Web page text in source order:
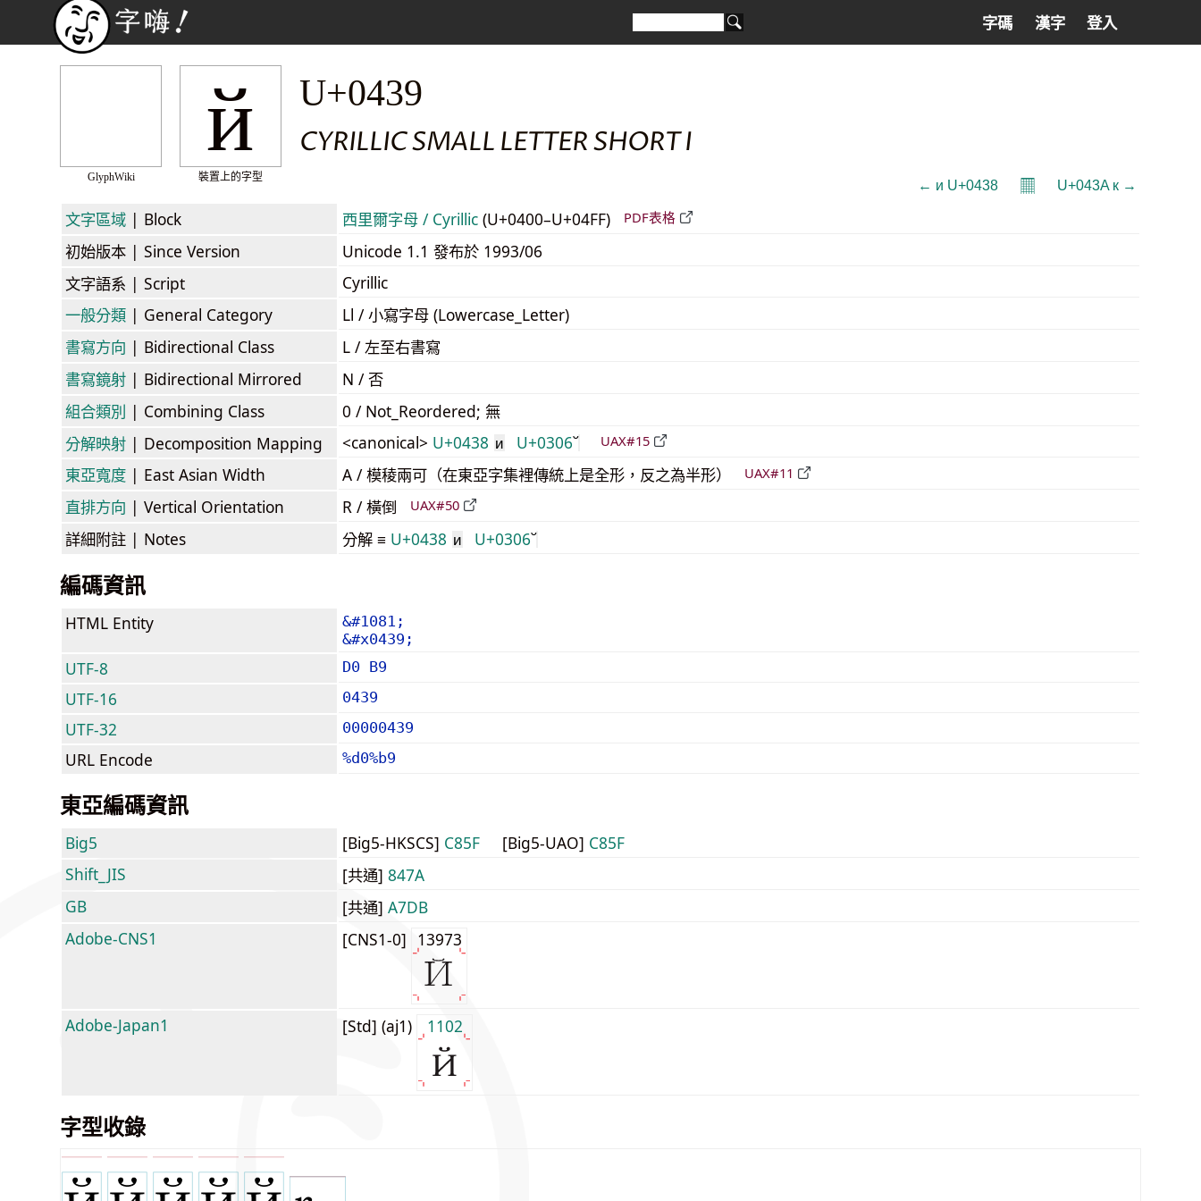
字碼 漢字 登入
GlyphWiki
й
裝置上的字型
U+0439
CYRILLIC SMALL LETTER SHORT I
← и U+0438 𝄜 U+043A к →
文字區域 | Block 西里爾字母 / Cyrillic (U+0400–U+04FF) PDF表格
初始版本 | Since Version
Unicode 1.1 發布於 1993/06
文字語系 | Script
Cyrillic
一般分類 | General Category
Ll / 小寫字母 (Lowercase_Letter)
書寫方向 | Bidirectional Class
L / 左至右書寫
書寫鏡射 | Bidirectional Mirrored
N / 否
組合類別 | Combining Class
0 / Not_Reordered; 無
分解映射 | Decomposition Mapping <canonical> U+0438 и U+0306 UAX#15
東亞寬度 | East Asian Width A / 模稜兩可（在東亞字集裡傳統上是全形，反之為半形） UAX#11
直排方向 | Vertical Orientation R / 橫倒 UAX#50
詳細附註 | Notes 分解 ≡ U+0438 и U+0306
編碼資訊
HTML Entity
&#1081;
&#x0439;
UTF-8 D0 B9
UTF-16 0439
UTF-32 00000439
URL Encode %d0%b9
東亞編碼資訊
Big5 [Big5-HKSCS] C85F [Big5-UAO] C85F
Shift_JIS
[共通] 847A
GB
[共通] A7DB
Adobe-CNS1
[CNS1-0] 13973
Adobe-Japan1 [Std] (aj1) 1102
字型收錄